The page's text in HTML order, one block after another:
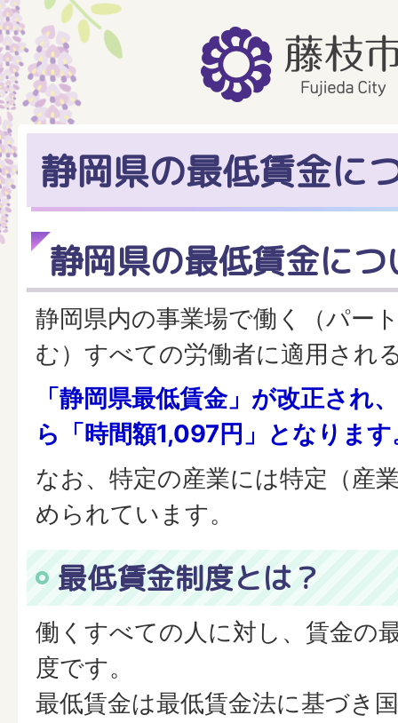
静岡県の最低賃金に
静岡県の最低賃金につ
静岡県内の事業場で働く（パー
む）すべての労働者に適用され
「静岡県最低賃金」が改正され
ら「時間額1,097円」となります
なお、特定の産業には特定（産
められています。
最低賃金制度とは？
働くすべての人に対し、賃金の
度です。
最低賃金は最低賃金法に基づき